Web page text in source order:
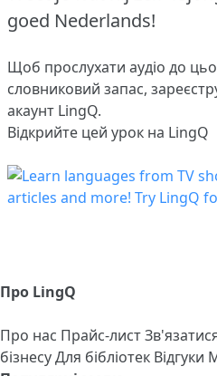
goed Nederlands!
Щоб прослухати аудіо до
словниковий запас,
акаунт LingQ.
Відкрийте цей урок на LingQ
Про LingQ
Про нас Прайс-лист
бізнесуДля бібліотек Відгуки